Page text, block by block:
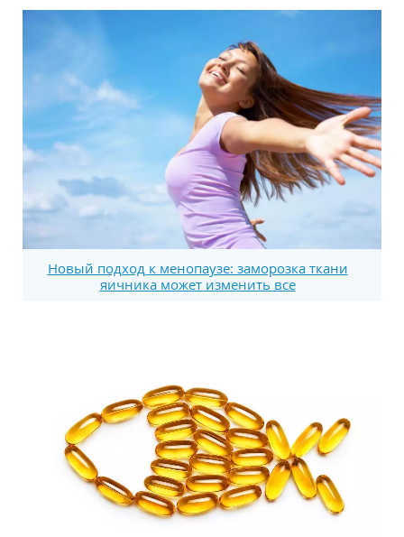
Новый подход к менопаузе: заморозка ткани
яичника может изменить все